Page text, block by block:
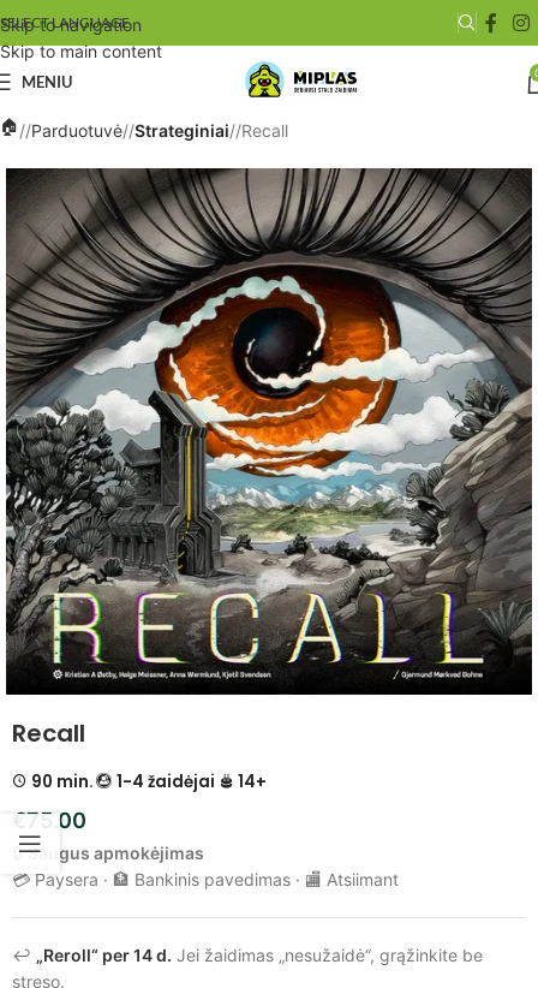
Skip to navigation
Skip to main content
SELECT LANGUAGE
MENIU
/ Parduotuvė/ Strateginiai/ Recall
Recall
90 min. 1-4 žaidėjai 14+
€75.00
🔒Saugus apmokėjimas
💳 Paysera · 🏦 Bankinis pavedimas · 🏬 Atsiimant
↩️ „Reroll“ per 14 d. Jei žaidimas „nesužaidė“, grąžinkite be
streso.